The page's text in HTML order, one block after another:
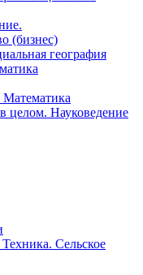
(бизнес)
география
Математика
целом. Науковедение
Сельское